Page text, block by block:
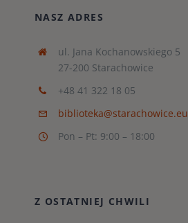
NASZ ADRES
ul. Jana Kochanowskiego 5
27-200 Starachowice
+48 41 322 18 05
biblioteka@starachowice.eu
Pon – Pt: 9:00 – 18:00
Z OSTATNIEJ CHWILI